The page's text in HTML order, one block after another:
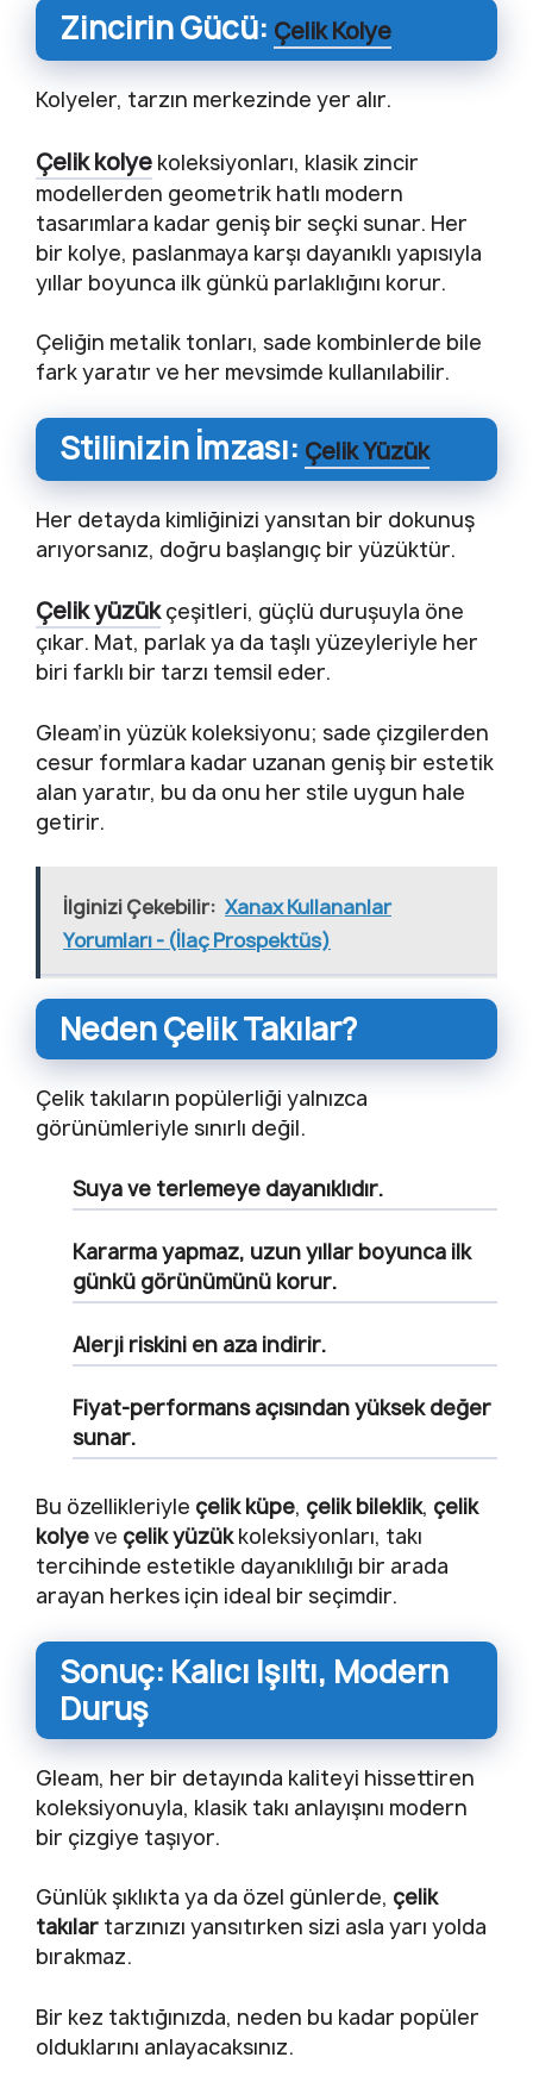
Zincirin Gücü: Çelik Kolye
Kolyeler, tarzın merkezinde yer alır.
Çelik kolye koleksiyonları, klasik zincir
modellerden geometrik hatlı modern
tasarımlara kadar geniş bir seçki sunar. Her
bir kolye, paslanmaya karşı dayanıklı yapısıyla
yıllar boyunca ilk günkü parlaklığını korur.
Çeliğin metalik tonları, sade kombinlerde bile
fark yaratır ve her mevsimde kullanılabilir.
Stilinizin İmzası: Çelik Yüzük
Her detayda kimliğinizi yansıtan bir dokunuş
arıyorsanız, doğru başlangıç bir yüzüktür.
Çelik yüzükçeşitleri, güçlü duruşuyla öne
çıkar. Mat, parlak ya da taşlı yüzeyleriyle her
biri farklı bir tarzı temsil eder.
Gleam’in yüzük koleksiyonu; sade çizgilerden
cesur formlara kadar uzanan geniş bir estetik
alan yaratır, bu da onu her stile uygun hale
getirir.
İlginizi Çekebilir: Xanax Kullananlar
Yorumları - (İlaç Prospektüs)
Neden Çelik Takılar?
Çelik takıların popülerliği yalnızca
görünümleriyle sınırlı değil.
Suya ve terlemeye dayanıklıdır.
Kararma yapmaz, uzun yıllar boyunca ilk
günkü görünümünü korur.
Alerji riskini en aza indirir.
Fiyat-performans açısından yüksek değer
sunar.
Bu özellikleriyle çelik küpe, çelik bileklik, çelik
kolyeve çelik yüzükkoleksiyonları, takı
tercihinde estetikle dayanıklılığı bir arada
arayan herkes için ideal bir seçimdir.
Sonuç: Kalıcı Işıltı, Modern
Duruş
Gleam, her bir detayında kaliteyi hissettiren
koleksiyonuyla, klasik takı anlayışını modern
bir çizgiye taşıyor.
Günlük şıklıkta ya da özel günlerde, çelik
takılar tarzınızı yansıtırken sizi asla yarı yolda
bırakmaz.
Bir kez taktığınızda, neden bu kadar popüler
olduklarını anlayacaksınız.